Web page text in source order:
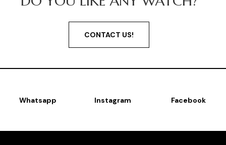
CONTACT US!
Whatsapp Instagram Facebook